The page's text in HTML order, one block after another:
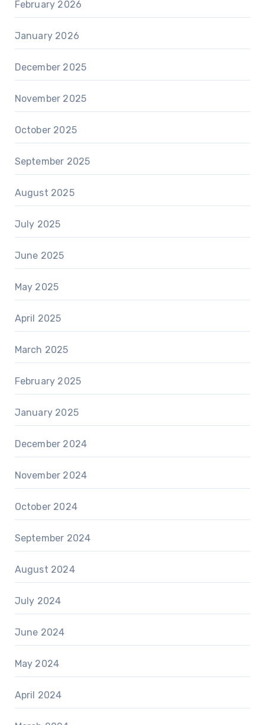
February 2026
January 2026
December 2025
November 2025
October 2025
September 2025
August 2025
July 2025
June 2025
May 2025
April 2025
March 2025
February 2025
January 2025
December 2024
November 2024
October 2024
September 2024
August 2024
July 2024
June 2024
May 2024
April 2024